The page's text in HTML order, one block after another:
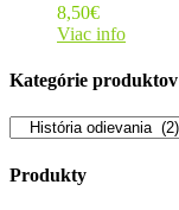
8,50€
Viac info
Kategórie produktov
Produkty